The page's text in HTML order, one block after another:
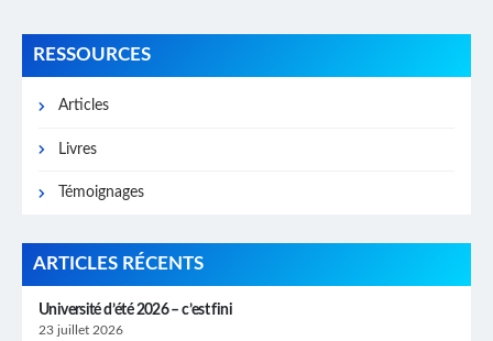
RESSOURCES
Articles
Livres
Témoignages
ARTICLES RÉCENTS
Université d’été 2026 – c’est fini
23 juillet 2026